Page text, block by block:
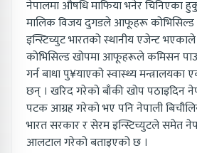
नेपालमा औषधि माफिया भनेर चिनिएका
मालिक विजय दुगडले आफूहरू कोभिसिल्ड
इन्स्टिच्युट भारतको स्थानीय एजेन्ट
कोभिसिल्ड खोपमा आफूहरूले कमिसन
गर्न बाधा पु¥याएको स्वास्थ्य
छन् । खरिद गरेको बाँकी खोप पठाइदिन
पटक आग्रह गरेको भए पनि नेपाली
भारत सरकार र सेरम इन्स्टिच्युटले समेत
आलटाल गरेको बताइएको छ ।